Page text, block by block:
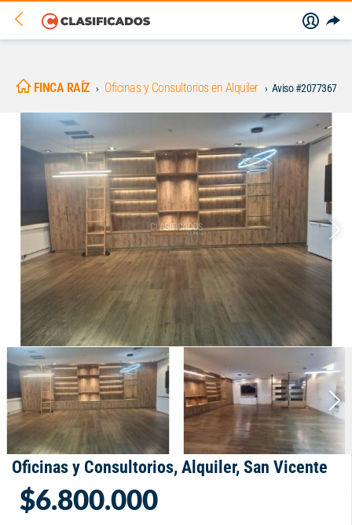
FINCA RAÍZ Oficinas y Consultorios en Alquiler Aviso #2077367
Oficinas y Consultorios, Alquiler, San Vicente
$6.800.000